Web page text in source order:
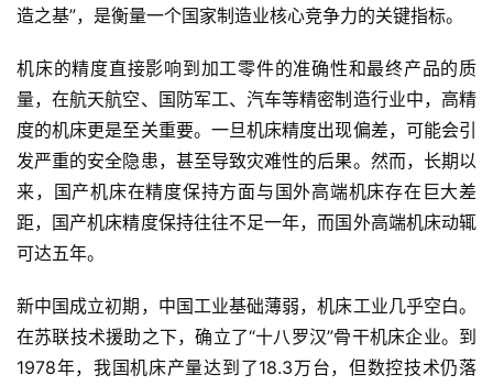
造之基”，是衡量一个国家制造业核心竞争力的关键指标。
机床的精度直接影响到加工零件的准确性和最终产品的质
量，在航天航空、国防军工、汽车等精密制造行业中，高精
度的机床更是至关重要。一旦机床精度出现偏差，可能会引
发严重的安全隐患，甚至导致灾难性的后果。然而，长期以
来，国产机床在精度保持方面与国外高端机床存在巨大差
距，国产机床精度保持往往不足一年，而国外高端机床动辄
可达五年。
新中国成立初期，中国工业基础薄弱，机床工业几乎空白。
在苏联技术援助之下，确立了“十八罗汉”骨干机床企业。到
1978年，我国机床产量达到了18.3万台，但数控技术仍落